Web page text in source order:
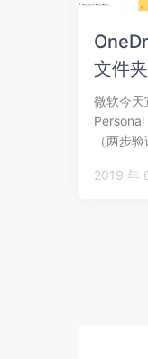
文件
微软今
Personal
（两步